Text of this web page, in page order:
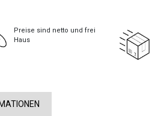
Preise sind netto und frei
Haus